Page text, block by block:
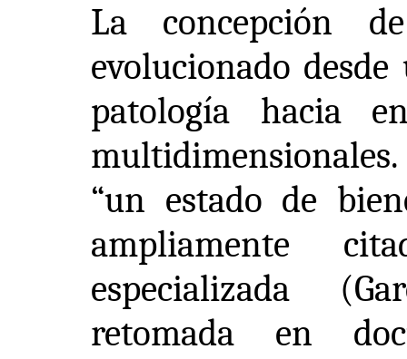
La concepción
evolucionado
patología hacia
“un estado de
ampliamente
especializada
retomada en